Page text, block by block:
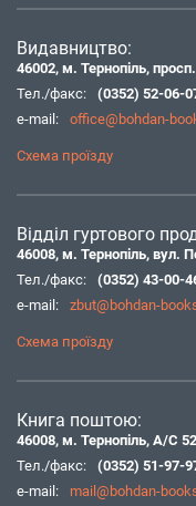
Видавництво:
46002, м. Тернопіль,
Тел./факс:
(0352) 52-06-
e-mail:
office@bohdan-
Схема проїзду
Відділ гуртового
46008, м. Тернопіль, вул.
Тел./факс:
(0352) 43-00-
e-mail:
zbut@bohdan-
Схема проїзду
Книга поштою:
46008, м. Тернопіль, А/С
Тел./факс:
(0352) 51-97-
e-mail:
mail@bohdan-